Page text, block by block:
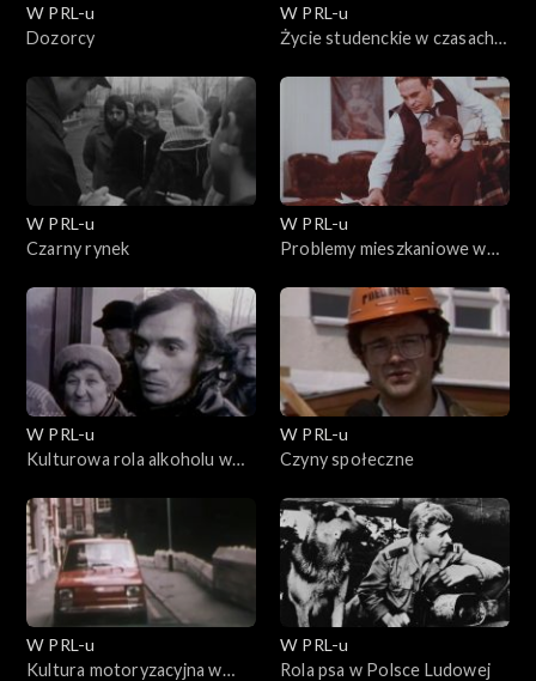
W PRL-u
Dozorcy
W PRL-u
Życie studenckie w czasach
W PRL-u
Czarny rynek
W PRL-u
Problemy mieszkaniowe w
W PRL-u
Kulturowa rola alkoholu w
W PRL-u
Czyny społeczne
W PRL-u
Kultura motoryzacyjna w
W PRL-u
Rola psa w Polsce Ludowej